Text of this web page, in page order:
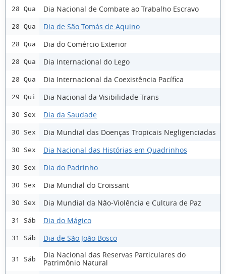
28 Qua Dia Nacional de Combate ao Trabalho Escravo
28 Qua Dia de São Tomás de Aquino
28 Qua Dia do Comércio Exterior
28 Qua Dia Internacional do Lego
28 Qua Dia Internacional da Coexistência Pacífica
29 Qui Dia Nacional da Visibilidade Trans
30 Sex Dia da Saudade
30 Sex Dia Mundial das Doenças Tropicais Negligenciadas
30 Sex Dia Nacional das Histórias em Quadrinhos
30 Sex Dia do Padrinho
30 Sex Dia Mundial do Croissant
30 Sex Dia Mundial da Não-Violência e Cultura de Paz
31 Sáb Dia do Mágico
31 Sáb Dia de São João Bosco
31 Sáb
Dia Nacional das Reservas Particulares do
Patrimônio Natural